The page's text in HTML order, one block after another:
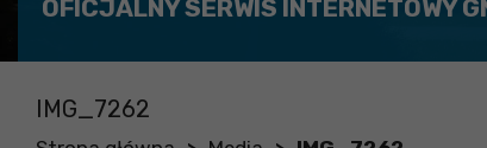
OFICJALNY SERWIS INTERNETOWY
IMG_7262